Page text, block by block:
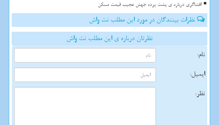
افشاگری درباره ی پشت پرده جهش عجیب قیمت مسکن
نظرات بینندگان در مورد این مطلب نت واش
نظرتان درباره ی این مطلب نت واش
نام:
ایمیل:
نظر: